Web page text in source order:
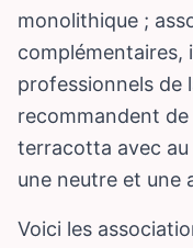
monolithique ;
complémentaires,
professionnels de
recommandent
terracotta avec au
une neutre et une
Voici les